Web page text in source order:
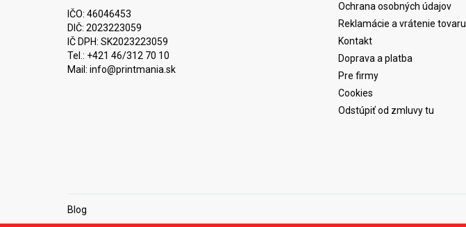
IČO: 46046453
DIČ: 2023223059
IČ DPH: SK2023223059
Tel.: +421 46/312 70 10
Mail: info@printmania.sk
Ochrana osobných údajov
Reklamácie a vrátenie tovaru
Kontakt
Doprava a platba
Pre firmy
Cookies
Odstúpiť od zmluvy tu
Blog